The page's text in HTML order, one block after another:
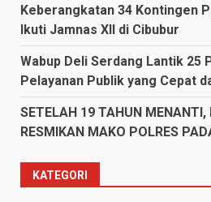
Keberangkatan 34 Kontingen
Ikuti Jamnas XII di Cibubur
Wabup Deli Serdang Lantik 25
Pelayanan Publik yang Cepat
SETELAH 19 TAHUN
RESMIKAN MAKO POLRES
KATEGORI